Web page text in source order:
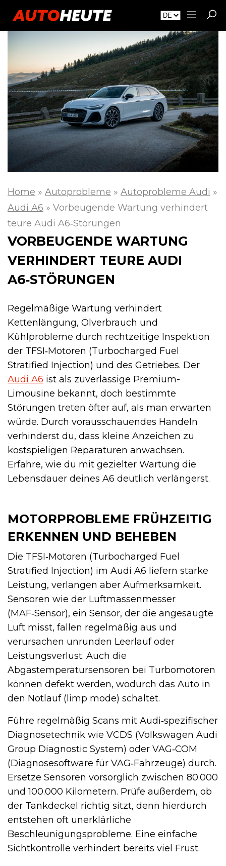
Home » Autoprobleme » Autoprobleme Audi »
Audi A6 » Vorbeugende Wartung verhindert
teure Audi A6‑Störungen
VORBEUGENDE WARTUNG
VERHINDERT TEURE AUDI
A6‑STÖRUNGEN
Regelmäßige Wartung verhindert
Kettenlängung, Ölverbrauch und
Kühlprobleme durch rechtzeitige Inspektion
der TFSI‑Motoren (Turbocharged Fuel
Stratified Injection) und des Getriebes. Der
Audi A6 ist als zuverlässige Premium-
Limousine bekannt, doch bestimmte
Störungen treten öfter auf, als man erwarten
würde. Durch vorausschauendes Handeln
verhinderst du, dass kleine Anzeichen zu
kostspieligen Reparaturen anwachsen.
Erfahre, wie du mit gezielter Wartung die
Lebensdauer deines A6 deutlich verlängerst.
MOTORPROBLEME FRÜHZEITIG
ERKENNEN UND BEHEBEN
Die TFSI‑Motoren (Turbocharged Fuel
Stratified Injection) im Audi A6 liefern starke
Leistung, verlangen aber Aufmerksamkeit.
Sensoren wie der Luftmassenmesser
(MAF‑Sensor), ein Sensor, der die angesaugte
Luft misst, fallen regelmäßig aus und
verursachen unrunden Leerlauf oder
Leistungsverlust. Auch die
Abgastemperatursensoren bei Turbomotoren
können defekt werden, wodurch das Auto in
den Notlauf (limp mode) schaltet.
Führe regelmäßig Scans mit Audi‑spezifischer
Diagnosetechnik wie VCDS (Volkswagen Audi
Group Diagnostic System) oder VAG‑COM
(Diagnosesoftware für VAG‑Fahrzeuge) durch.
Ersetze Sensoren vorsorglich zwischen 80.000
und 100.000 Kilometern. Prüfe außerdem, ob
der Tankdeckel richtig sitzt, denn hierdurch
entstehen oft unerklärliche
Beschleunigungsprobleme. Eine einfache
Sichtkontrolle verhindert bereits viel Frust.